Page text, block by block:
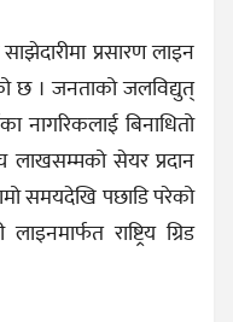
प्रसारण लाइन
छ । जनताको जलविद्युत्
नागरिकलाई बिनाधितो
सेयर प्रदान
समयदेखि पछाडि परेको
राष्ट्रिय ग्रिड